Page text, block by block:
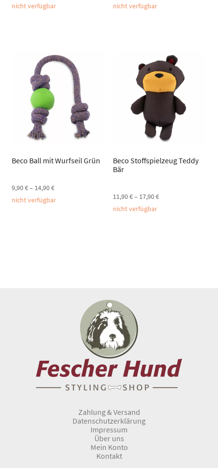
nicht verfügbar
nicht verfügbar
Beco Ball mit Wurfseil Grün
9,90€– 14,90€
nicht verfügbar
Beco Stoffspielzeug Teddy
Bär
11,90€– 17,90€
nicht verfügbar
Zahlung & Versand
Datenschutzerklärung
Impressum
Über uns
Mein Konto
Kontakt